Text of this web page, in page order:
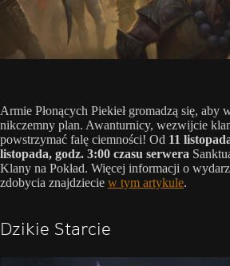
Armie Płonących Piekieł gromadzą się, aby
nikczemny plan. Awanturnicy, wezwijcie
powstrzymać falę ciemności! Od 11
listopada, godz. 3:00 czasu serwera
Klany na Pokład. Więcej informacji o
zdobycia znajdziecie w tym artykule.
Dzikie Starcie